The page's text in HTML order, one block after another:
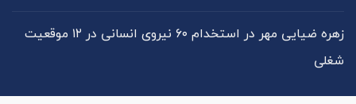
زهره ضیایی مهر در
استخدام ۶۰ نیروی انسانی در ۱۲ موقعیت
شغلی